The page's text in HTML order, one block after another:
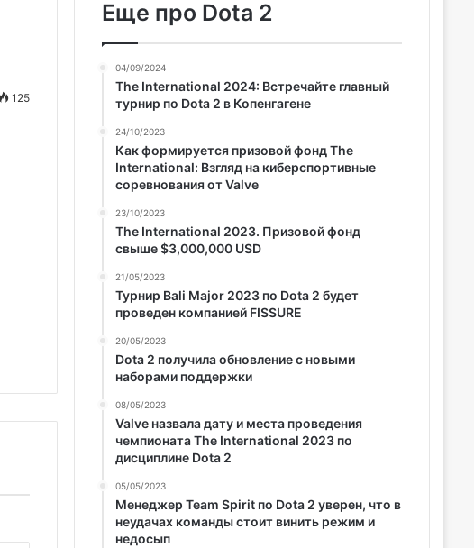
125
Еще про Dota 2
04/09/2024
The International 2024: Встречайте главный
турнир по Dota 2 в Копенгагене
24/10/2023
Как формируется призовой фонд The
International: Взгляд на киберспортивные
соревнования от Valve
23/10/2023
The International 2023. Призовой фонд
свыше $3,000,000 USD
21/05/2023
Турнир Bali Major 2023 по Dota 2 будет
проведен компанией FISSURE
20/05/2023
Dota 2 получила обновление с новыми
наборами поддержки
08/05/2023
Valve назвала дату и места проведения
чемпионата The International 2023 по
дисциплине Dota 2
05/05/2023
Менеджер Team Spirit по Dota 2 уверен, что в
неудачах команды стоит винить режим и
недосып